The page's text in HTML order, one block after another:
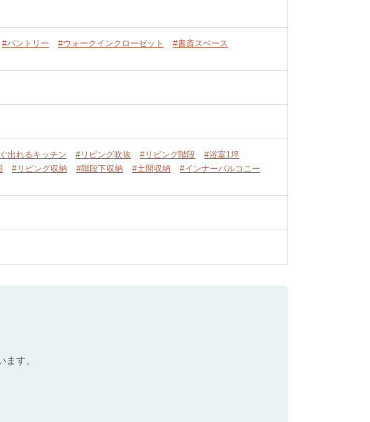
#パントリー #ウォークインクローゼット
#書斎スペース
出れるキッチン #リビング吹抜 #リビング階段
#浴室1坪
#リビング収納 #階段下収納 #土間収納
#インナーバルコニー
す。